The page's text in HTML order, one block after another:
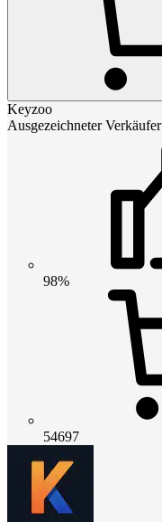
Keyzoo
Ausgezeichneter Verkäufer
98%
54697